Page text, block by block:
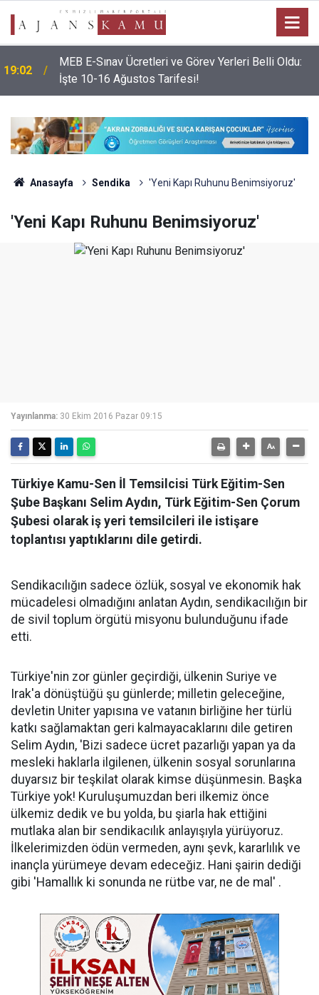
19:02
MEB E-Sınav Ücretleri ve Görev Yerleri Belli Oldu:
İşte 10-16 Ağustos Tarifesi!
Anasayfa Sendika 'Yeni Kapı Ruhunu Benimsiyoruz'
'Yeni Kapı Ruhunu Benimsiyoruz'
Yayınlanma: 30 Ekim 2016 Pazar 09:15
Türkiye Kamu-Sen İl Temsilcisi Türk Eğitim-Sen
Şube Başkanı Selim Aydın, Türk Eğitim-Sen Çorum
Şubesi olarak iş yeri temsilcileri ile istişare
toplantısı yaptıklarını dile getirdi.
Sendikacılığın sadece özlük, sosyal ve ekonomik hak
mücadelesi olmadığını anlatan Aydın, sendikacılığın bir
de sivil toplum örgütü misyonu bulunduğunu ifade
etti.
Türkiye'nin zor günler geçirdiği, ülkenin Suriye ve
Irak'a dönüştüğü şu günlerde; milletin geleceğine,
devletin Uniter yapısına ve vatanın birliğine her türlü
katkı sağlamaktan geri kalmayacaklarını dile getiren
Selim Aydın, 'Bizi sadece ücret pazarlığı yapan ya da
mesleki haklarla ilgilenen, ülkenin sosyal sorunlarına
duyarsız bir teşkilat olarak kimse düşünmesin. Başka
Türkiye yok! Kuruluşumuzdan beri ilkemiz önce
ülkemiz dedik ve bu yolda, bu şiarla hak ettiğini
mutlaka alan bir sendikacılık anlayışıyla yürüyoruz.
İlkelerimizden ödün vermeden, aynı şevk, kararlılık ve
inançla yürümeye devam edeceğiz. Hani şairin dediği
gibi 'Hamallık ki sonunda ne rütbe var, ne de mal' .